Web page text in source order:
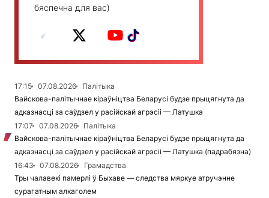
бяспечна для вас)
17:15 07.08.2026
Палітыка
Вайскова-палітычнае кіраўніцтва Беларусі будзе прыцягнута да
адказнасці за саўдзел у расійскай агрэсіі — Латушка
17:07
07.08.2026
Палітыка
Вайскова-палітычнае кіраўніцтва Беларусі будзе прыцягнута да
адказнасці за саўдзел у расійскай агрэсіі — Латушка (падрабязна)
16:43
07.08.2026
Грамадства
Тры чалавекі памерлі ў Быхаве — следства мяркуе атручэнне
сурагатным алкаголем